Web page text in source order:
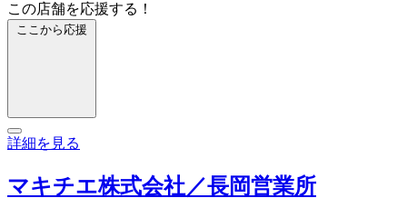
この店舗を応援する！
ここから応援
詳細を見る
マキチエ株式会社／長岡営業所